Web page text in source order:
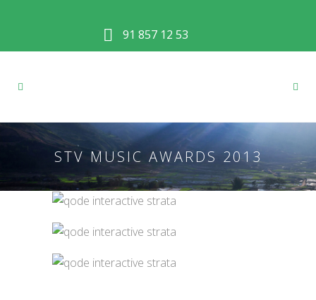
91 857 12 53
STV MUSIC AWARDS 2013